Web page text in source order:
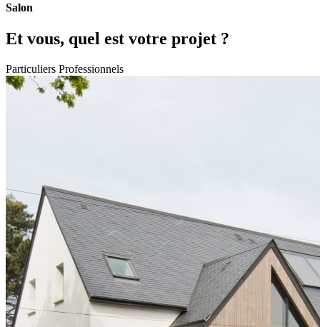
Salon
Et vous, quel est votre projet ?
Particuliers Professionnels